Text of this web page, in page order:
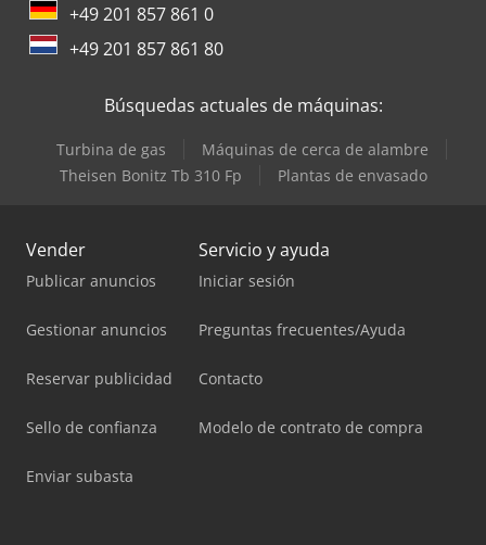
+49 201 857 861 0
+49 201 857 861 80
Búsquedas actuales de máquinas:
Turbina de gas
Máquinas de cerca de alambre
Theisen Bonitz Tb 310 Fp
Plantas de envasado
Vender
Publicar anuncios
Gestionar anuncios
Reservar publicidad
Sello de confianza
Enviar subasta
Servicio y ayuda
Iniciar sesión
Preguntas frecuentes/Ayuda
Contacto
Modelo de contrato de compra